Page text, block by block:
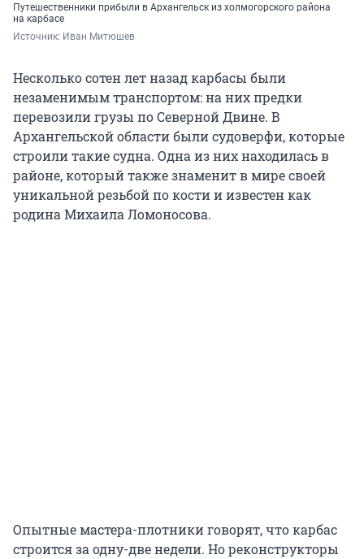
Путешественники прибыли в Архангельск из холмогорского района
на карбасе
Источник: Иван Митюшев
Несколько сотен лет назад карбасы были
незаменимым транспортом: на них предки
перевозили грузы по Северной Двине. В
Архангельской области были судоверфи, которые
строили такие судна. Одна из них находилась в
районе, который также знаменит в мире своей
уникальной резьбой по кости и известен как
родина Михаила Ломоносова.
Опытные мастера-плотники говорят, что карбас
строится за одну-две недели. Но реконструкторы